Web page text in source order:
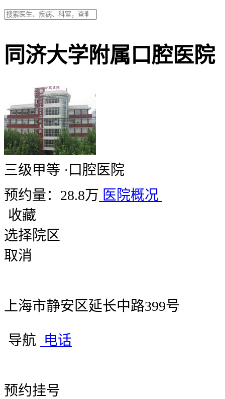
同济大学附属口腔医院
三级甲等 · 口腔医院
预约量：28.8万 医院概况
收藏
选择院区
取消
上海市静安区延长中路399号
导航 电话
预约挂号